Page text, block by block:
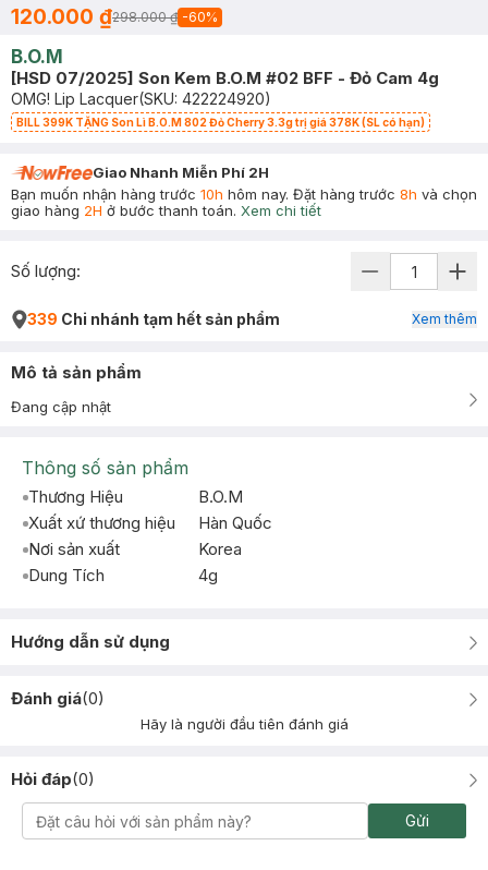
120.000 ₫298.000 ₫ -60%
B.O.M
[HSD 07/2025] Son Kem B.O.M #02 BFF - Đỏ Cam 4g
OMG! Lip Lacquer(SKU: 422224920)
BILL 399K TẶNG Son Lì B.O.M 802 Đỏ Cherry 3.3g trị giá 378K (SL có hạn)
Giao Nhanh Miễn Phí 2H
Bạn muốn nhận hàng trước 10h hôm nay. Đặt hàng trước 8h và chọn
giao hàng 2H ở bước thanh toán. Xem chi tiết
Số lượng:
339 Chi nhánh tạm hết sản phẩm Xem thêm
Mô tả sản phẩm
Đang cập nhật
Thông số sản phẩm
Thương Hiệu
B.O.M
Xuất xứ thương hiệu
Hàn Quốc
Nơi sản xuất
Korea
Dung Tích
4g
Hướng dẫn sử dụng
Đánh giá(0)
Hãy là người đầu tiên đánh giá
Hỏi đáp(0)
Gửi